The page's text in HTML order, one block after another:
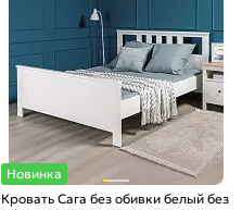
Новинка
Кровать Сага без обивки белый без